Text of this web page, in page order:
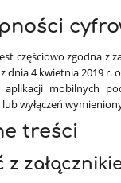
częściowo zgodna z
dnia 4 kwietnia 2019 r.
mobilnych
wyłączeń
treści
z